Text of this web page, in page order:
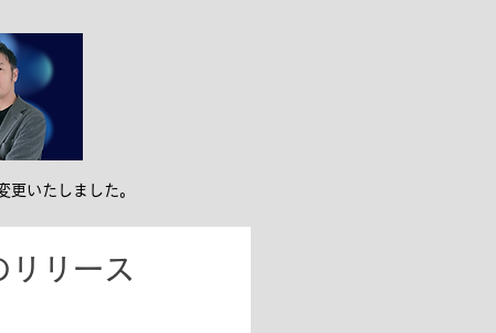
バー紹介
リース
いたしました。